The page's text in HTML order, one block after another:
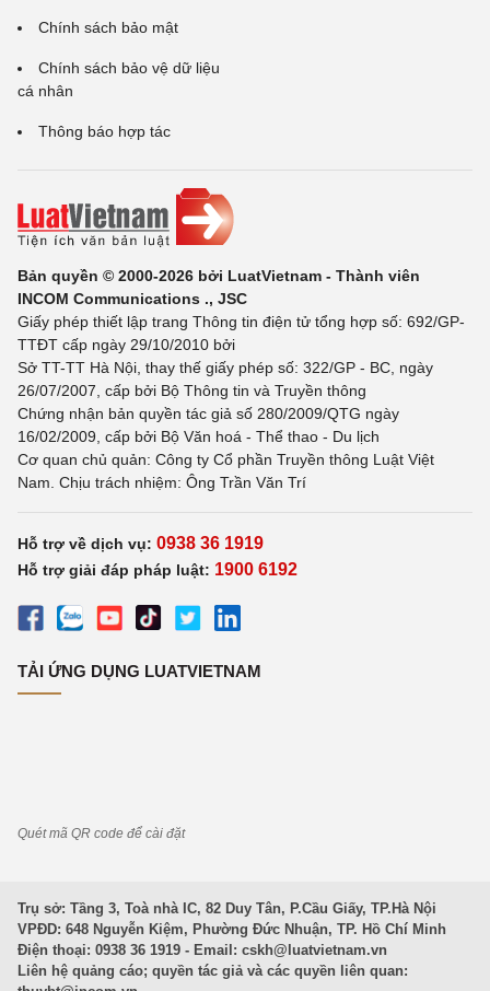
Chính sách bảo mật
Chính sách bảo vệ dữ liệu
cá nhân
Thông báo hợp tác
Bản quyền © 2000-2026 bởi LuatVietnam - Thành viên
INCOM Communications ., JSC
Giấy phép thiết lập trang Thông tin điện tử tổng hợp số: 692/GP-
TTĐT cấp ngày 29/10/2010 bởi
Sở TT-TT Hà Nội, thay thế giấy phép số: 322/GP - BC, ngày
26/07/2007, cấp bởi Bộ Thông tin và Truyền thông
Chứng nhận bản quyền tác giả số 280/2009/QTG ngày
16/02/2009, cấp bởi Bộ Văn hoá - Thể thao - Du lịch
Cơ quan chủ quản: Công ty Cổ phần Truyền thông Luật Việt
Nam. Chịu trách nhiệm: Ông Trần Văn Trí
Hỗ trợ về dịch vụ: 0938 36 1919
Hỗ trợ giải đáp pháp luật: 1900 6192
TẢI ỨNG DỤNG LUATVIETNAM
Quét mã QR code để cài đặt
Trụ sở: Tầng 3, Toà nhà IC, 82 Duy Tân, P.Cầu Giấy, TP.Hà Nội
VPĐD: 648 Nguyễn Kiệm, Phường Đức Nhuận, TP. Hồ Chí Minh
Điện thoại: 0938 36 1919 - Email: cskh@luatvietnam.vn
Liên hệ quảng cáo; quyền tác giả và các quyền liên quan: